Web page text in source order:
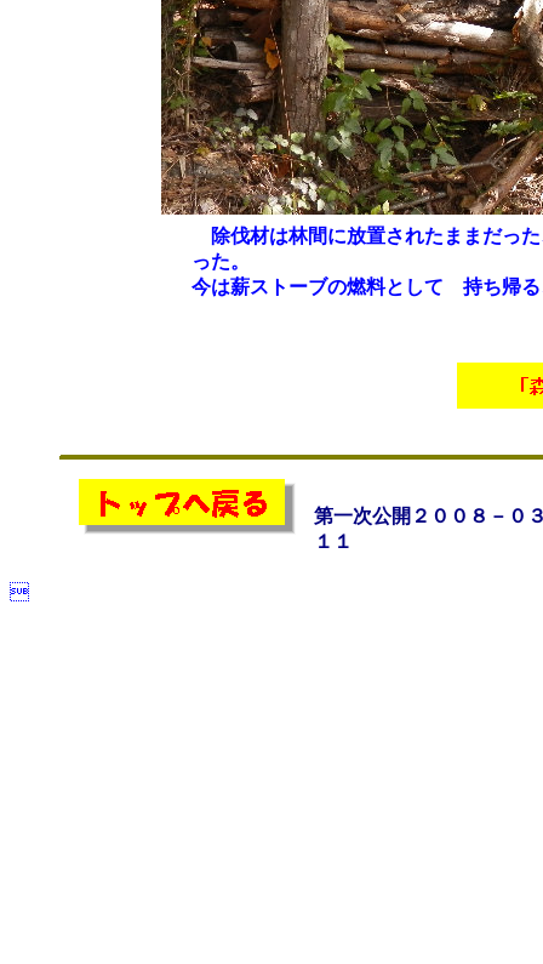
除伐材は林間に放置されたままだっ
った。
今は薪ストーブの燃料として 持ち帰る
第一次公開２００８－０
１１
